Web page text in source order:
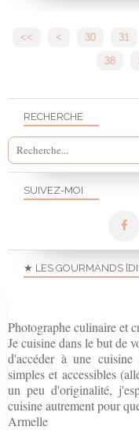
<< < 10
20
30 31
38
SUIVEZ-MOI
RECHERCHE
★ LES GOURMANDS
Photographe culinaire et
Je cuisine dans le but de
d'accéder à une
simples et accessibles
un peu d'originalité,
cuisine autrement pour
Armelle